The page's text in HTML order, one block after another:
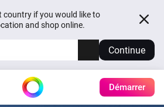
country if you would like to
and shop online.
Continue
Démarrer